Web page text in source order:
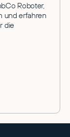
Roboter,
und erfahren
die